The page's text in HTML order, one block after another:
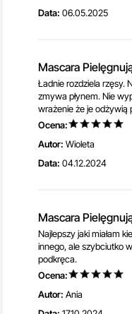
Data: 06.05.2025
Mascara
Ładnie rozdziela rzęsy.
zmywa płynem. Nie
wrażenie że je odżywią
Ocena:
Autor: Wioleta
Data: 04.12.2024
Mascara
Najlepszy jaki miałam
innego, ale szybciutko
podkręca.
Ocena:
Autor: Ania